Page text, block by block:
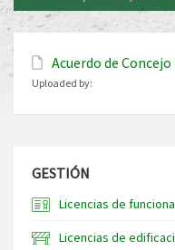
Acuerdo de
Uploaded by:
GESTIÓN
Licencias de
Licencias de